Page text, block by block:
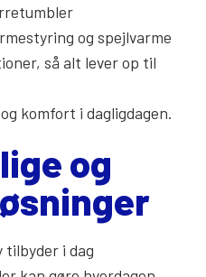
og spejlvarme
så alt lever op til
komfort i dagligdagen.
og
tilbyder i dag